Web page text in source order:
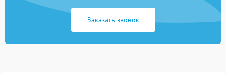
Заказать звонок